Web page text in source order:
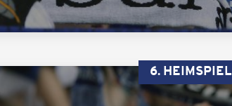
6. HEIMSPIEL